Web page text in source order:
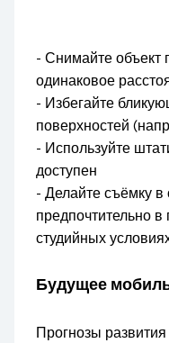
- Снимайте объект
одинаковое
- Избегайте
поверхностей
- Используйте
доступен
- Делайте съёмку
предпочтительно
студийных
Будущее
Прогнозы